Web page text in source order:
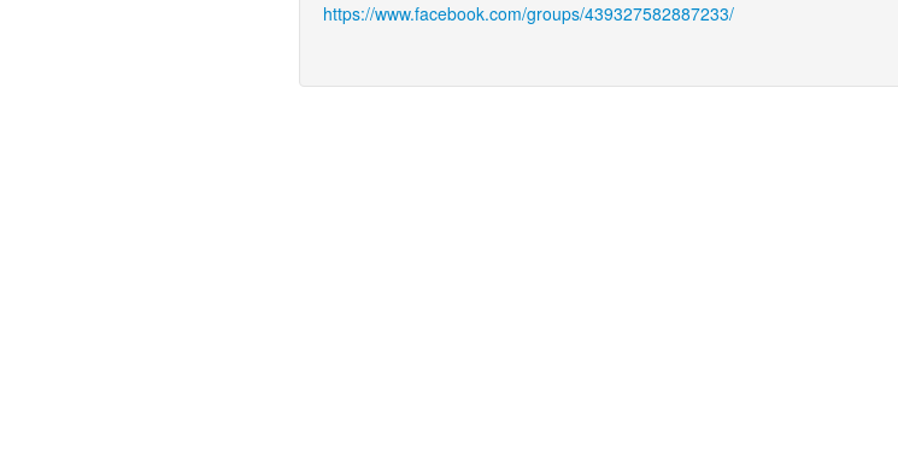
https://www.facebook.com/groups/439327582887233/